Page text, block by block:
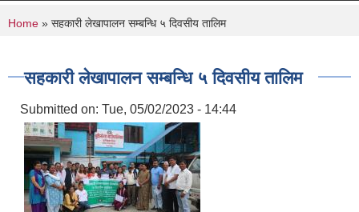
You are here
Home » सहकारी लेखापालन सम्बन्धि ५ दिवसीय तालिम
सहकारी लेखापालन सम्बन्धि ५ दिवसीय तालिम
Submitted on: Tue, 05/02/2023 - 14:44